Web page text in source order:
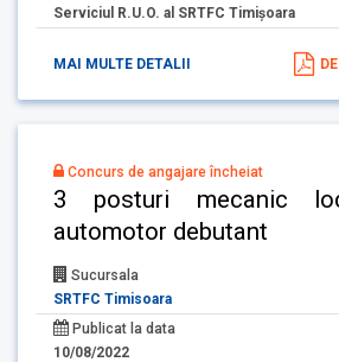
Serviciul R.U.O. al SRTFC Timişoara
MAI MULTE DETALII
Concurs de angajare încheiat
3 posturi mecanic
automotor debutant
Sucursala
SRTFC Timisoara
Publicat la data
10/08/2022